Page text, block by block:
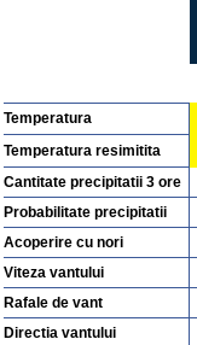
Temperatura
Temperatura resimitita
Cantitate precipitatii 3 ore
Probabilitate precipitatii
Acoperire cu nori
Viteza vantului
Rafale de vant
Directia vantului